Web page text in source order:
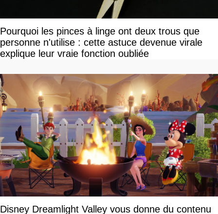
Pourquoi les pinces à linge ont deux trous que
personne n'utilise : cette astuce devenue virale
explique leur vraie fonction oubliée
Disney Dreamlight Valley vous donne du contenu